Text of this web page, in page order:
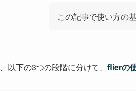
この記事で使い方の
以下の3つの段階に分けて、 flierの